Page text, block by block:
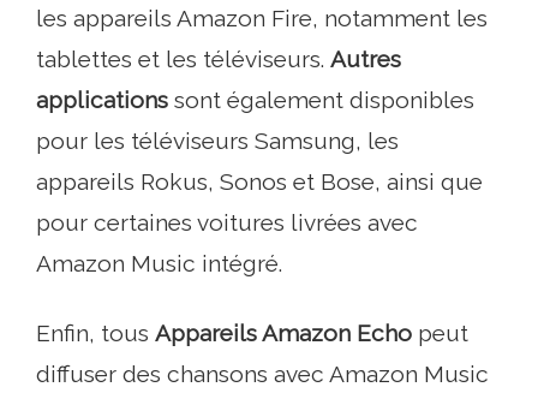
les appareils Amazon Fire, notamment les
tablettes et les téléviseurs. Autres
applications sont également disponibles
pour les téléviseurs Samsung, les
appareils Rokus, Sonos et Bose, ainsi que
pour certaines voitures livrées avec
Amazon Music intégré.
Enfin, tous Appareils Amazon Echo peut
diffuser des chansons avec Amazon Music